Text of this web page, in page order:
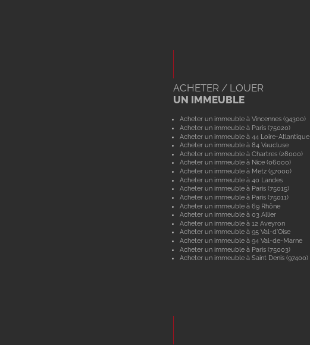
ACHETER / LOUER
UN IMMEUBLE
Acheter un immeuble à Vincennes (94300)
Acheter un immeuble à Paris (75020)
Acheter un immeuble à 44 Loire-Atlantique
Acheter un immeuble à 84 Vaucluse
Acheter un immeuble à Chartres (28000)
Acheter un immeuble à Nice (06000)
Acheter un immeuble à Metz (57000)
Acheter un immeuble à 40 Landes
Acheter un immeuble à Paris (75015)
Acheter un immeuble à Paris (75011)
Acheter un immeuble à 69 Rhône
Acheter un immeuble à 03 Allier
Acheter un immeuble à 12 Aveyron
Acheter un immeuble à 95 Val-d'Oise
Acheter un immeuble à 94 Val-de-Marne
Acheter un immeuble à Paris (75003)
Acheter un immeuble à Saint Denis (97400)